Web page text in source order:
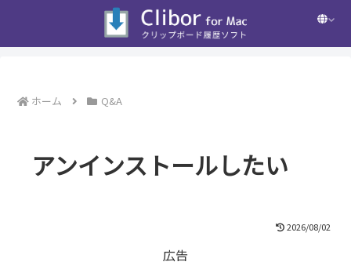
ホーム Q&A
アンインストールしたい
2026/08/02
広告